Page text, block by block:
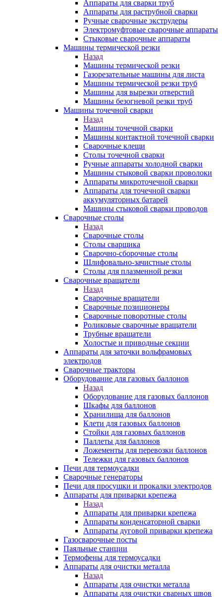
Аппараты для сварки труб
Аппараты для раструбной сварки
Ручные сварочные экструдеры
Электромуфтовые сварочные аппараты
Стыковые сварочные аппараты
Машины термической резки
Назад
Машины термической резки
Газорезательные машины для листа
Машины термической резки труб
Машины для вырезки отверстий
Машины безогневой резки труб
Машины точечной сварки
Назад
Машины точечной сварки
Машины контактной точечной сварки
Сварочные клещи
Столы точечной сварки
Ручные аппараты холодной сварки
Машины стыковой сварки проволоки
Аппараты микроточечной сварки
Аппараты для точечной сварки
аккумуляторных батарей
Машины стыковой сварки проводов
Сварочные столы
Назад
Сварочные столы
Столы сварщика
Сварочно-сборочные столы
Шлифовально-зачистные столы
Столы для плазменной резки
Сварочные вращатели
Назад
Сварочные вращатели
Сварочные позиционеры
Сварочные поворотные столы
Роликовые сварочные вращатели
Трубные вращатели
Холостые и приводные секции
Аппараты для заточки вольфрамовых
электродов
Сварочные тракторы
Оборудование для газовых баллонов
Назад
Оборудование для газовых баллонов
Шкафы для баллонов
Хранилища для баллонов
Клети для газовых баллонов
Стойки для газовых баллонов
Паллеты для баллонов
Ложементы для перевозки баллонов
Тележки для газовых баллонов
Печи для термоусадки
Сварочные генераторы
Печи для просушки и прокалки электродов
Аппараты для приварки крепежа
Назад
Аппараты для приварки крепежа
Аппараты конденсаторной сварки
Аппараты дуговой приварки крепежа
Газосварочные посты
Паяльные станции
Термофены для термоусадки
Аппараты для очистки металла
Назад
Аппараты для очистки металла
Аппараты для очистки сварных швов